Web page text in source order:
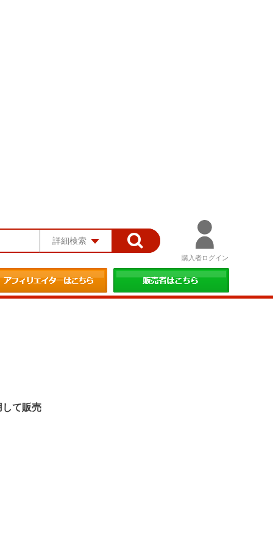
詳細検索
購入者ログイン
して販売